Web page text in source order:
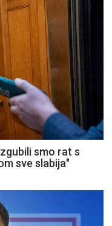
smo rat s
sve slabija"